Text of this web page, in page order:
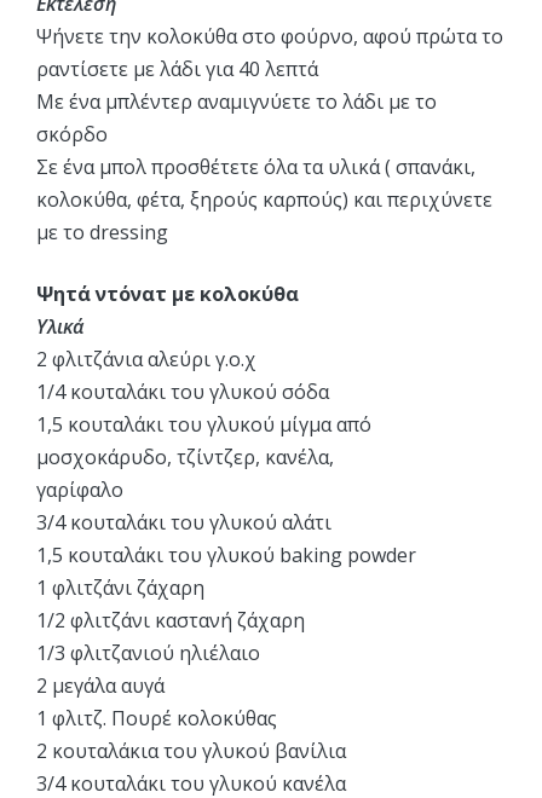
Ψήνετε την κολοκύθα στο φούρνο, αφού πρώτα το
ραντίσετε με λάδι για 40 λεπτά
Με ένα μπλέντερ αναμιγνύετε το λάδι με το
σκόρδο
Σε ένα μπολ προσθέτετε όλα τα υλικά ( σπανάκι,
κολοκύθα, φέτα, ξηρούς καρπούς) και περιχύνετε
με το dressing
Ψητά ντόνατ με κολοκύθα
Υλικά
2 φλιτζάνια αλεύρι γ.ο.χ
1/4 κουταλάκι του γλυκού σόδα
1,5 κουταλάκι του γλυκού μίγμα από
μοσχοκάρυδο, τζίντζερ, κανέλα,
γαρίφαλο
3/4 κουταλάκι του γλυκού αλάτι
1,5 κουταλάκι του γλυκού baking powder
1 φλιτζάνι ζάχαρη
1/2 φλιτζάνι καστανή ζάχαρη
1/3 φλιτζανιού ηλιέλαιο
2 μεγάλα αυγά
1 φλιτζ. Πουρέ κολοκύθας
2 κουταλάκια του γλυκού βανίλια
3/4 κουταλάκι του γλυκού κανέλα